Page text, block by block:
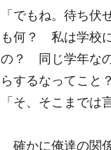
「でもね。待ち
も何？ 私は学校
の？ 同じ学年な
らするなってこ
「そ、そこまで
確かに俺達の関